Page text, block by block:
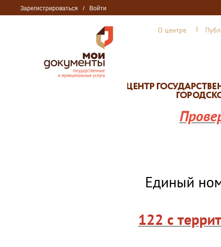
Зарегистрироваться / Войти
О центре
Единый
122 с